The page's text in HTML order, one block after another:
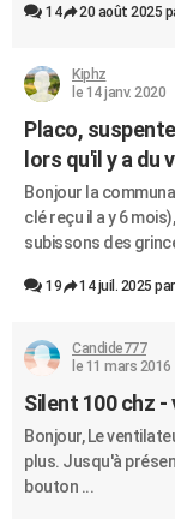
14 20 août 2025
Kiphz
le 14 janv. 2020
Placo,
lors qu'il y a du
Bonjour la
clé reçu il a y 6
subissons des
19 14 juil. 2025 par
Candide777
le 11 mars 2016
Silent 100 chz
Bonjour, Le
plus. Jusqu'à
bouton ...